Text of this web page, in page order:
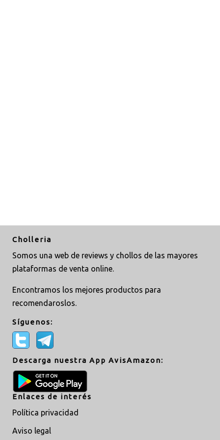
Cholleria
Somos una web de reviews y chollos de las mayores
plataformas de venta online.
Encontramos los mejores productos para
recomendaroslos.
Síguenos:
Descarga nuestra App AvisAmazon:
Enlaces de interés
Política privacidad
Aviso legal